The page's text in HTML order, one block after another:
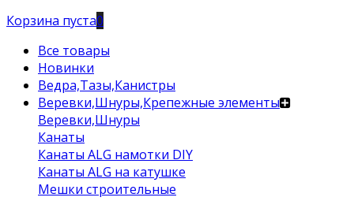
Корзина пуста0
Все товары
Новинки
Ведра,Тазы,Канистры
Веревки,Шнуры,Крепежные элементы
Веревки,Шнуры
Канаты
Канаты ALG намотки DIY
Канаты ALG на катушке
Мешки строительные